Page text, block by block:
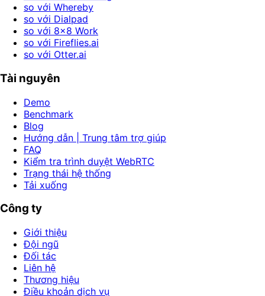
so với Whereby
so với Dialpad
so với 8x8 Work
so với Fireflies.ai
so với Otter.ai
Tài nguyên
Demo
Benchmark
Blog
Hướng dẫn | Trung tâm trợ giúp
FAQ
Kiểm tra trình duyệt WebRTC
Trạng thái hệ thống
Tải xuống
Công ty
Giới thiệu
Đội ngũ
Đối tác
Liên hệ
Thương hiệu
Điều khoản dịch vụ